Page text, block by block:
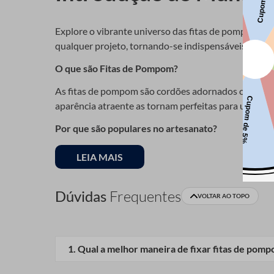
Explore o vibrante universo das fitas de pompom,
qualquer projeto, tornando-se indispensáveis para
O que são Fitas de Pompom?
As fitas de pompom são cordões adornados com
aparência atraente as tornam perfeitas para uma
Por que são populares no artesanato?
Devido à sua versatilidade e fácil utilização, as fitas
decoração para a casa, oferecendo uma maneira
Tipos de Fita de
LEIA MAIS
Dúvidas Frequentes VOLTAR AO TOPO
1. Qual a melhor maneira de fixar fitas de